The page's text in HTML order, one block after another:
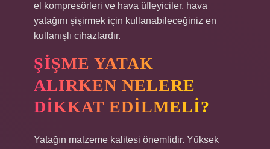
el kompresörleri ve hava üfleyiciler, hava
yatağını şişirmek için kullanabileceğiniz en
kullanışlı cihazlardır.
ŞIŞME YATAK
ALIRKEN NELERE
DIKKAT EDILMELI?
Yatağın malzeme kalitesi önemlidir. Yüksek